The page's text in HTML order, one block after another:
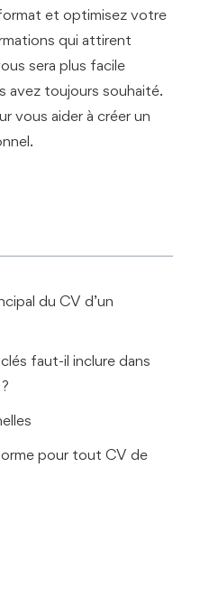
et optimisez votre
qui attirent
sera plus facile
avez toujours souhaité.
vous aider à créer un
du CV d’un
faut-il inclure dans
pour tout CV de